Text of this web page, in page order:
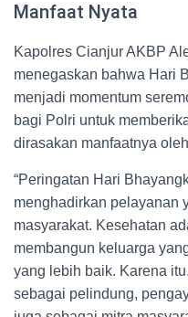
Manfaat Nyata
Kapolres Cianjur AKBP
menegaskan bahwa Hari
menjadi momentum
bagi Polri untuk
dirasakan manfaatnya
“Peringatan Hari
menghadirkan pelayanan
masyarakat. Kesehatan
membangun keluarga
yang lebih baik. Karena
sebagai pelindung,